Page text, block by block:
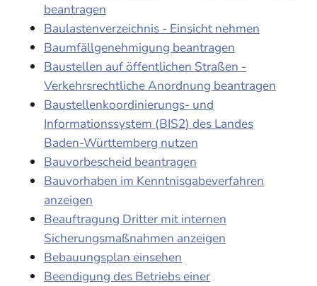
beantragen
Baulastenverzeichnis - Einsicht nehmen
Baumfällgenehmigung beantragen
Baustellen auf öffentlichen Straßen -
Verkehrsrechtliche Anordnung beantragen
Baustellenkoordinierungs- und
Informationssystem (BIS2) des Landes
Baden-Württemberg nutzen
Bauvorbescheid beantragen
Bauvorhaben im Kenntnisgabeverfahren
anzeigen
Beauftragung Dritter mit internen
Sicherungsmaßnahmen anzeigen
Bebauungsplan einsehen
Beendigung des Betriebs einer